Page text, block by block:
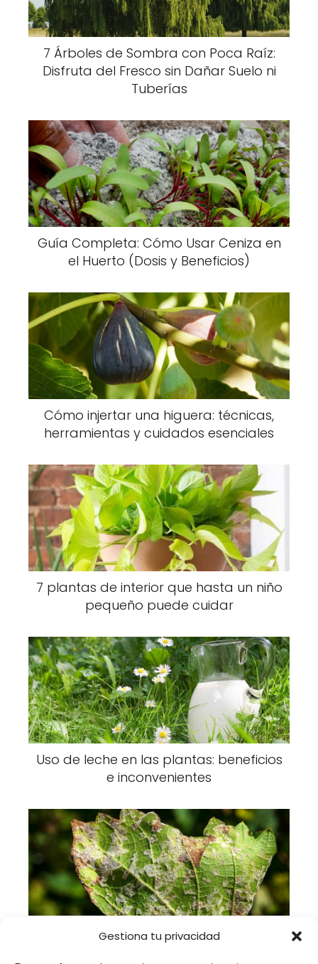
Gestiona tu privacidad
7 Árboles de Sombra con Poca Raíz:
Disfruta del Fresco sin Dañar Suelo ni
Tuberías
Guía Completa: Cómo Usar Ceniza en
el Huerto (Dosis y Beneficios)
Cómo injertar una higuera: técnicas,
herramientas y cuidados esenciales
7 plantas de interior que hasta un niño
pequeño puede cuidar
Uso de leche en las plantas: beneficios
e inconvenientes
Cómo detectar el mildiu en tus